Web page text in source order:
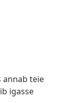
annab teie
igasse